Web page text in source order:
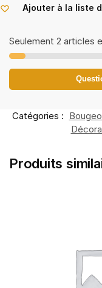
Ajouter à la liste
Seulement 2 articles
Catégories :
Produits